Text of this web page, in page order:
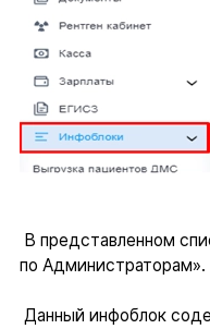
В представленном
по Администраторам».
Данный инфоблок